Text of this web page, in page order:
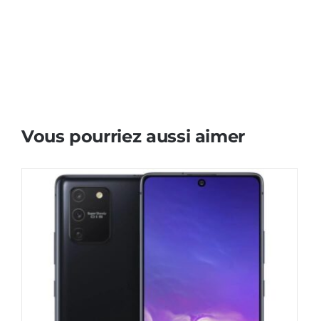
Vous pourriez aussi aimer